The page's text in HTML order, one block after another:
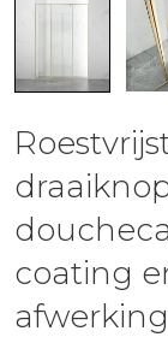
coating
afwerking